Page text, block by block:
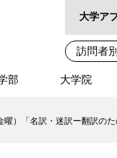
大学ア
部 大学院
）「名訳・迷訳ー翻訳の